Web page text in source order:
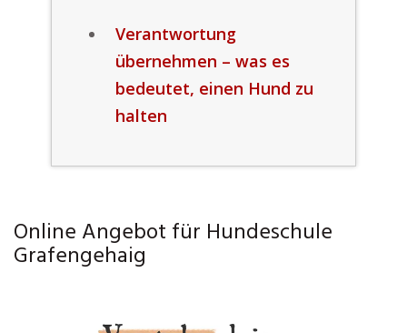
Verantwortung
übernehmen – was es
bedeutet, einen Hund zu
halten
Online Angebot für Hundeschule
Grafengehaig